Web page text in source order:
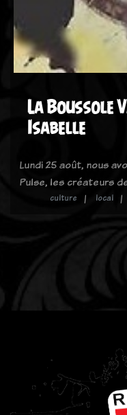
La Boussole
Isabelle
Lundi 25 août, nous
Pulse, les créateurs
culture local